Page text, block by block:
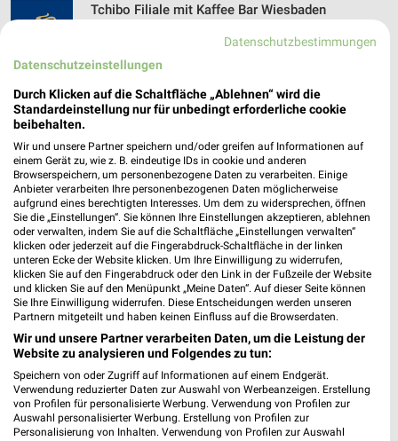
Tchibo Filiale mit Kaffee Bar Wiesbaden
Heute 09:00 - 20:00 Uhr |
449,70 km • Angebote: 5 Prospekte
GALERIA Markthalle Wiesbaden
Kirchgasse 35-43
65183 Wiesbaden
Heute 10:00 - 20:00 Uhr | Geschlossen
449,85 km • Angebote: 2 Prospekte
GALERIA Wiesbaden am Mauritiusplatz
65183 Wiesbaden
Heute 10:00 - 20:00 Uhr | Geschlossen
449,86 km • Angebote: 3 Prospekte
Datenschutzbestimmungen
Datenschutzeinstellungen
Durch Klicken auf die Schaltfläche „Ablehnen“ wird die
Standardeinstellung nur für unbedingt erforderliche cookie
beibehalten.
Wir und unsere Partner speichern und/oder greifen auf Informationen auf
einem Gerät zu, wie z. B. eindeutige IDs in cookie und anderen
Browserspeichern, um personenbezogene Daten zu verarbeiten. Einige
Anbieter verarbeiten Ihre personenbezogenen Daten möglicherweise
aufgrund eines berechtigten Interesses. Um dem zu widersprechen, öffnen
Sie die „Einstellungen“. Sie können Ihre Einstellungen akzeptieren, ablehnen
oder verwalten, indem Sie auf die Schaltfläche „Einstellungen verwalten“
klicken oder jederzeit auf die Fingerabdruck-Schaltfläche in der linken
unteren Ecke der Website klicken. Um Ihre Einwilligung zu widerrufen,
klicken Sie auf den Fingerabdruck oder den Link in der Fußzeile der Website
und klicken Sie auf den Menüpunkt „Meine Daten“. Auf dieser Seite können
Sie Ihre Einwilligung widerrufen. Diese Entscheidungen werden unseren
Partnern mitgeteilt und haben keinen Einfluss auf die Browserdaten.
Wir und unsere Partner verarbeiten Daten, um die Leistung der
Website zu analysieren und Folgendes zu tun:
Speichern von oder Zugriff auf Informationen auf einem Endgerät.
Verwendung reduzierter Daten zur Auswahl von Werbeanzeigen. Erstellung
von Profilen für personalisierte Werbung. Verwendung von Profilen zur
Auswahl personalisierter Werbung. Erstellung von Profilen zur
Personalisierung von Inhalten. Verwendung von Profilen zur Auswahl